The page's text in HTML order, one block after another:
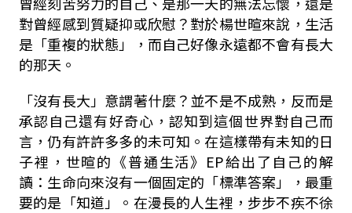
對曾經感到質疑抑或欣慰？對於楊世暄來說，生活
是「重複的狀態」，而自己好像永遠都不會有長大
的那天。
「沒有長大」意謂著什麼？並不是不成熟，反而是
承認自己還有好奇心，認知到這個世界對自己而
言，仍有許許多多的未可知。在這樣帶有未知的日
子裡，世暄的《普通生活》EP給出了自己的解
讀：生命向來沒有一個固定的「標準答案」，最重
要的是「知道」。在漫長的人生裡，步步不疾不徐